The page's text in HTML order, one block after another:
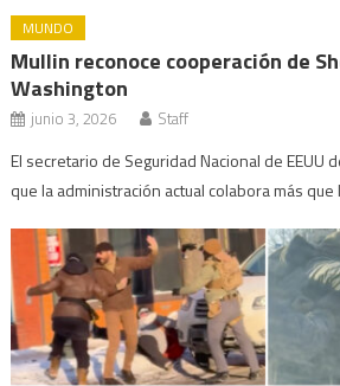
MUNDO
Mullin reconoce cooperación de
Washington
junio 3, 2026 Staff
El secretario de Seguridad Nacional de EEUU
que la administración actual colabora más que